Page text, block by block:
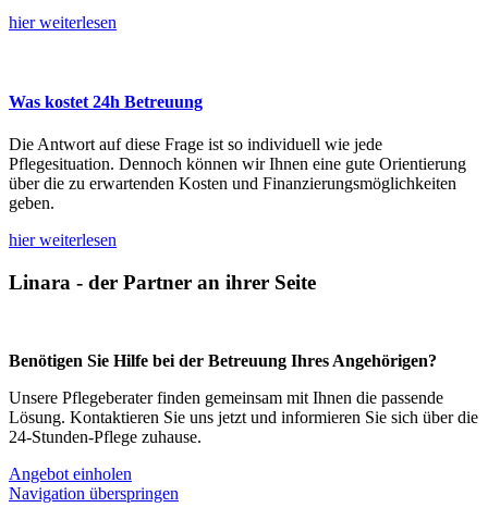
hier weiterlesen
Was kostet 24h Betreuung
Die Antwort auf diese Frage ist so individuell wie jede
Pflegesituation. Dennoch können wir Ihnen eine gute Orientierung
über die zu erwartenden Kosten und Finanzierungsmöglichkeiten
geben.
hier weiterlesen
Linara - der Partner an ihrer Seite
Benötigen Sie Hilfe bei der Betreuung Ihres Angehörigen?
Unsere Pflegeberater finden gemeinsam mit Ihnen die passende
Lösung. Kontaktieren Sie uns jetzt und informieren Sie sich über die
24-Stunden-Pflege zuhause.
Angebot einholen
Navigation überspringen